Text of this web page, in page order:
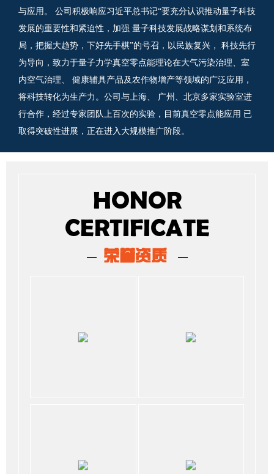
与应用。 公司积极响应习近平总书记“要充分认识推动量子科技
发展的重要性和紧迫性，加强 量子科技发展战略谋划和系统布
局，把握大趋势，下好先手棋”的号召，以民族复兴， 科技先行
为导向，致力于量子力学真空零点能理论在大气污染治理、室
内空气治理、 健康辅具产品及农作物增产等领域的广泛应用，
将科技转化为生产力。公司与上海、 广州、北京多家实验室进
行合作，经过专家团队上百次的实验，目前真空零点能应用 已
取得突破性进展，正在进入大规模推广阶段。
HONOR
CERTIFICATE
荣誉资质